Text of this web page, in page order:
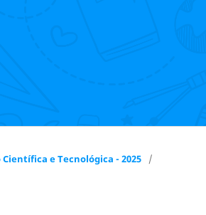
Científica e Tecnológica - 2025
/